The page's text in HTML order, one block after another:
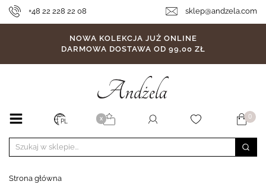
+48 22 228 22 08 sklep@andzela.com
NOWA KOLEKCJA JUŻ ONLINE
DARMOWA DOSTAWA OD 99,00 ZŁ
PL X 0
Strona główna